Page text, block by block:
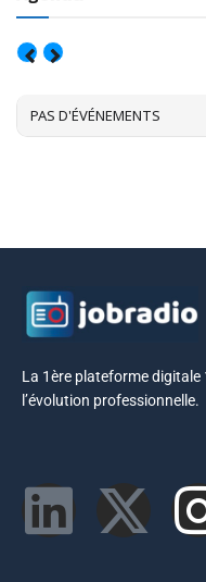
PAS D'ÉVÉNEMENTS
La 1ère plateforme digitale
l’évolution professionnelle.